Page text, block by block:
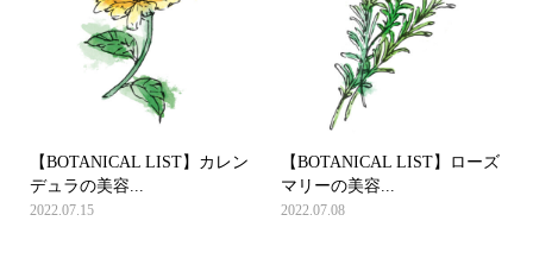
【BOTANICAL LIST】カレン
デュラの美容...
2022.07.15
【BOTANICAL LIST】ローズ
マリーの美容...
2022.07.08